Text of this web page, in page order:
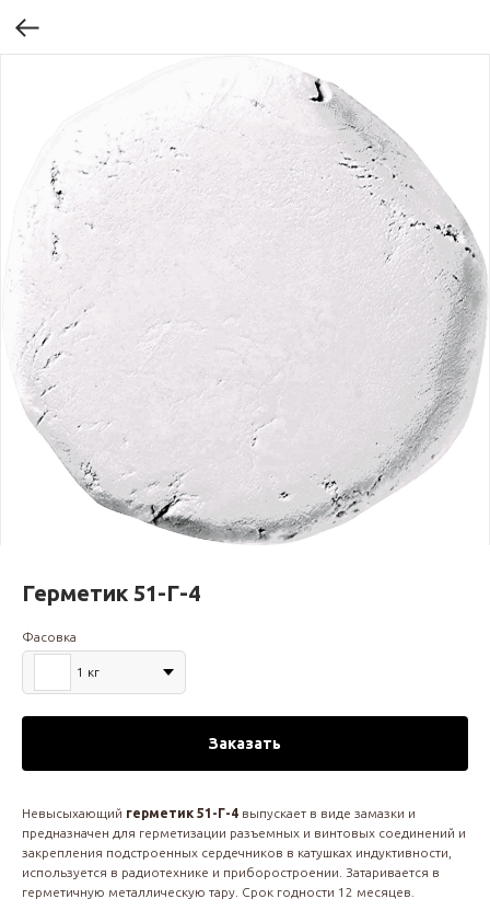
Герметик 51-Г-4
Фасовка
1 кг
Заказать
Невысыхающий герметик 51-Г-4 выпускает в виде замазки и
предназначен для герметизации разъемных и винтовых соединений и
закрепления подстроенных сердечников в катушках индуктивности,
используется в радиотехнике и приборостроении. Затаривается в
герметичную металлическую тару. Срок годности 12 месяцев.